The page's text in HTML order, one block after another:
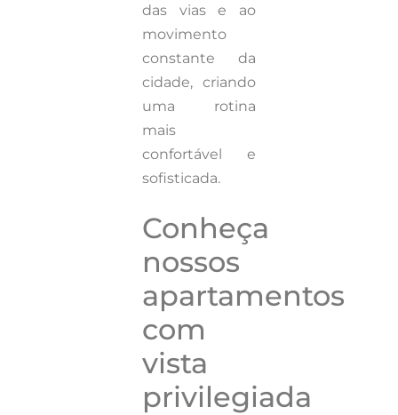
das vias e ao
movimento
constante da
cidade, criando
uma rotina
mais
confortável e
sofisticada.
Conheça
nossos
apartamentos
com
vista
privilegiada